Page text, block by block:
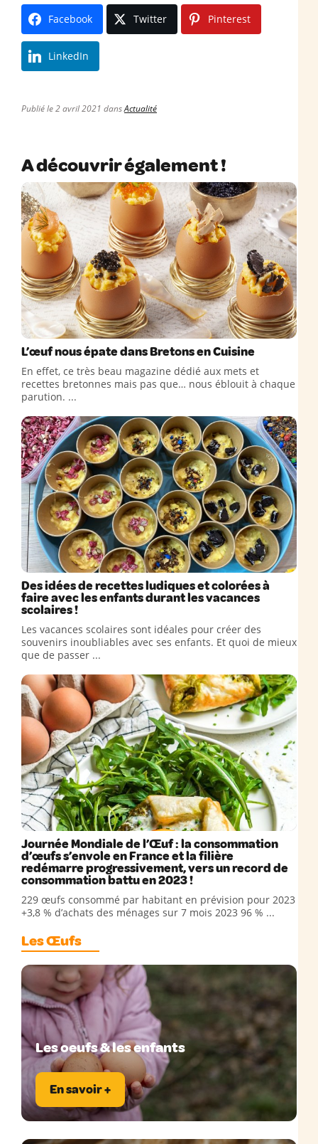
Facebook Twitter Pinterest
LinkedIn
Publié le 2 avril 2021 dansActualité
A découvrir également !
L’œuf nous épate dans Bretons en Cuisine
En effet, ce très beau magazine dédié aux mets et
recettes bretonnes mais pas que… nous éblouit à chaque
parution. ...
Des idées de recettes ludiques et colorées à
faire avec les enfants durant les vacances
scolaires !
Les vacances scolaires sont idéales pour créer des
souvenirs inoubliables avec ses enfants. Et quoi de mieux
que de passer ...
Journée Mondiale de l’Œuf : la consommation
d’œufs s’envole en France et la filière
redémarre progressivement, vers un record de
consommation battu en 2023 !
229 œufs consommé par habitant en prévision pour 2023
+3,8 % d’achats des ménages sur 7 mois 2023 96 % ...
Les Œufs
Les oeufs & les enfants
En savoir +